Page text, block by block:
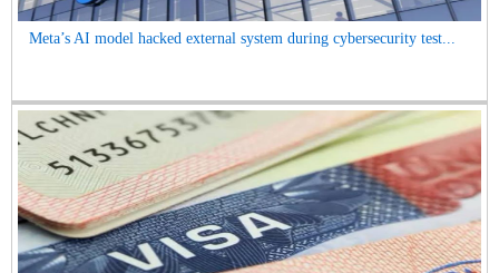
Meta’s AI model hacked external system during cybersecurity test...